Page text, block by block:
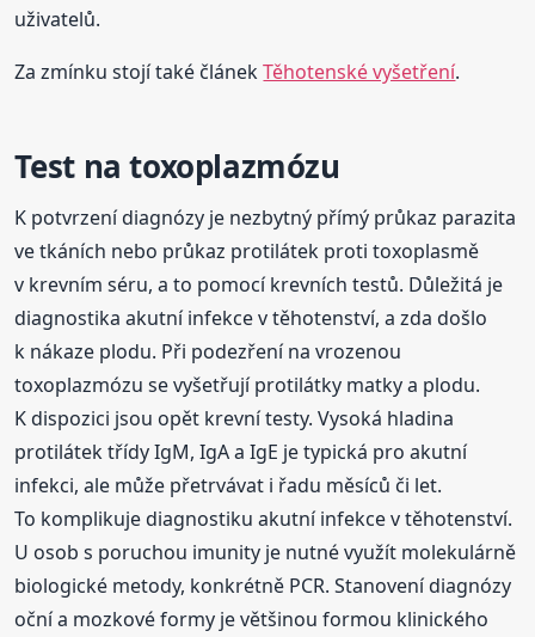
uživatelů.
Za zmínku stojí také článekTěhotenské vyšetření.
Test na toxoplazmózu
K potvrzení diagnózy je nezbytný přímý průkaz parazita
ve tkáních nebo průkaz protilátek proti toxoplasmě
v krevním séru, a to pomocí krevních testů. Důležitá je
diagnostika akutní infekce v těhotenství, a zda došlo
k nákaze plodu. Při podezření na vrozenou
toxoplazmózu se vyšetřují protilátky matky a plodu.
K dispozici jsou opět krevní testy. Vysoká hladina
protilátek třídy IgM, IgA a IgE je typická pro akutní
infekci, ale může přetrvávat i řadu měsíců či let.
To komplikuje diagnostiku akutní infekce v těhotenství.
U osob s poruchou imunity je nutné využít molekulárně
biologické metody, konkrétně PCR. Stanovení diagnózy
oční a mozkové formy je většinou formou klinického